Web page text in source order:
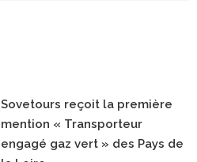
Sovetours reçoit la première
mention « Transporteur
engagé gaz vert » des Pays de